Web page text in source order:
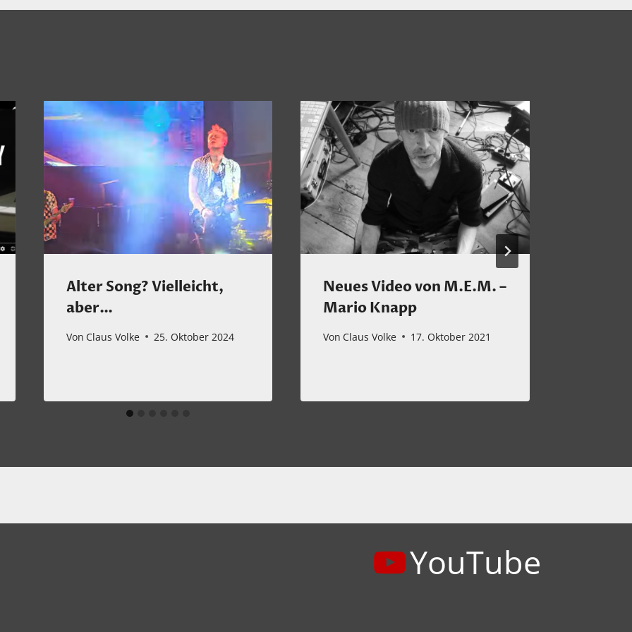
Alter Song? Vielleicht,
aber…
Von Claus Volke 25. Oktober 2024
Neues Video von M.E.M. –
Mario Knapp
Von Claus Volke 17. Oktober 2021
YouTube